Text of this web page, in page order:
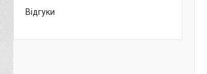
Відгуки